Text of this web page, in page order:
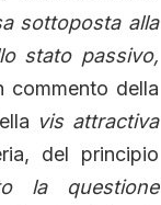
sottoposta alla
stato passivo,
commento della
vis attractiva
del principio
la questione